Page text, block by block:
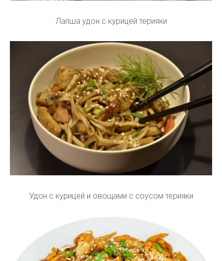
Лапша удон с курицей терияки
Удон с курицей и овощами с соусом терияки